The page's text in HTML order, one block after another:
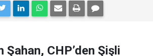
Şahan, CHP’den Şişli